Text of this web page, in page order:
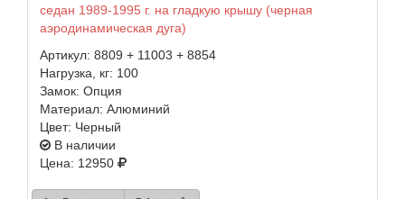
седан 1989-1995 г. на гладкую крышу (черная
аэродинамическая дуга)
Артикул: 8809 + 11003 + 8854
Нагрузка, кг: 100
Замок: Опция
Материал: Алюминий
Цвет: Черный
В наличии
Цена: 12950